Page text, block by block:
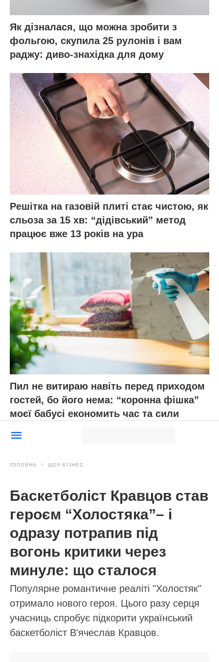
Як дізналася, що можна зробити з
фольгою, скупила 25 рулонів і вам
раджу: диво-знахідка для дому
Решітка на газовій плиті стає чистою, як
сльоза за 15 хв: “дідівський” метод
працює вже 13 років на ура
Пил не витираю навіть перед приходом
гостей, бо його нема: “коронна фішка”
моєї бабусі економить час та сили